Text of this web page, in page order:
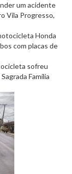
um acidente
Vila Progresso,
Honda
com placas de
sofreu
Família